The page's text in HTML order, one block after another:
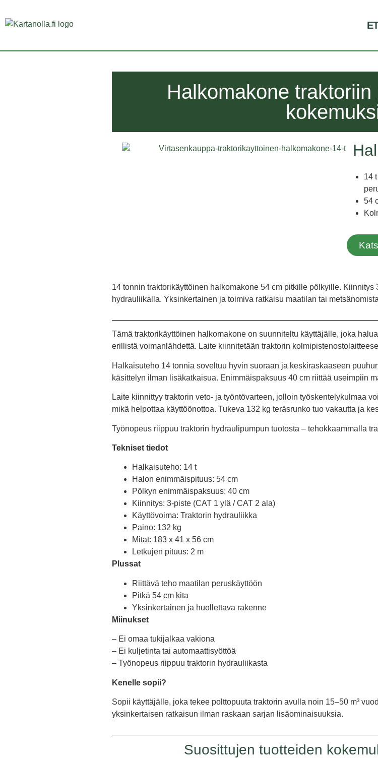
Halkomakone
14
54
14 tonnin traktorikäyttöinen halkomakone 54 cm pitkille pölkyille. Kiinnitys
hydrauliikalla. Yksinkertainen ja toimiva ratkaisu maatilan tai
Tämä traktorikäyttöinen halkomakone on suunniteltu käyttäjälle, joka
erillistä voimanlähdettä. Laite kiinnitetään traktorin
Halkaisuteho 14 tonnia soveltuu hyvin suoraan ja keskiraskaaseen
käsittelyn ilman lisäkatkaisua. Enimmäispaksuus 40 cm riittää useimpiin
Laite kiinnittyy traktorin veto- ja työntövarteen, jolloin työskentelykulmaa
mikä helpottaa käyttöönottoa. Tukeva 132 kg teräsrunko tuo vakautta ja
Työnopeus riippuu traktorin hydraulipumpun tuotosta – tehokkaammalla
Tekniset tiedot
Halkaisuteho: 14 t
Halon enimmäispituus: 54 cm
Pölkyn enimmäispaksuus: 40 cm
Kiinnitys: 3-piste (CAT 1 ylä / CAT 2 ala)
Käyttövoima: Traktorin hydrauliikka
Paino: 132 kg
Mitat: 183 x 41 x 56 cm
Letkujen pituus: 2 m
Plussat
Riittävä teho maatilan peruskäyttöön
Pitkä 54 cm kita
Yksinkertainen ja huollettava rakenne
Miinukset
– Ei omaa tukijalkaa vakiona
– Ei kuljetinta tai automaattisyöttöä
– Työnopeus riippuu traktorin hydrauliikasta
Kenelle sopii?
Sopii käyttäjälle, joka tekee polttopuuta traktorin avulla noin 15–50 m³
yksinkertaisen ratkaisun ilman raskaan sarjan lisäominaisuuksia.
Suosittujen tuotteiden